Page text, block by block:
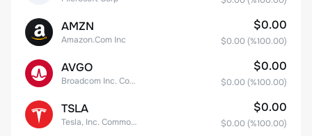
AMZN
Amazon.Com Inc
$0.00
$0.00 (%100.00)
AVGO
Broadcom Inc. Common Stock
$0.00
$0.00 (%100.00)
TSLA
Tesla, Inc. Common Stock
$0.00
$0.00 (%100.00)